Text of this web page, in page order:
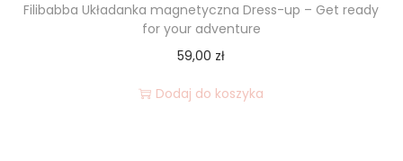
Filibabba Układanka magnetyczna Dress-up – Get ready
for your adventure
59,00 zł
Dodaj do koszyka